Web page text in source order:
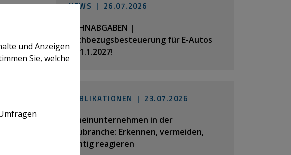
die
den
der
für
NEWS | 26.07.2026
LOHNABGABEN |
Sachbezugsbesteuerung für E-Autos
ab 1.1.2027!
PUBLIKATIONEN | 23.07.2026
Scheinunternehmen in der
Baubranche: Erkennen, vermeiden,
richtig reagieren
und Anzeigen
Sie, welche